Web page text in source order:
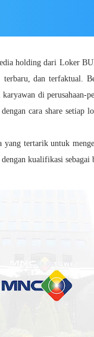
holding dari Loker
terbaru, dan terfaktual.
di perusahaan-
cara share setiap
tertarik untuk
kualifikasi sebagai